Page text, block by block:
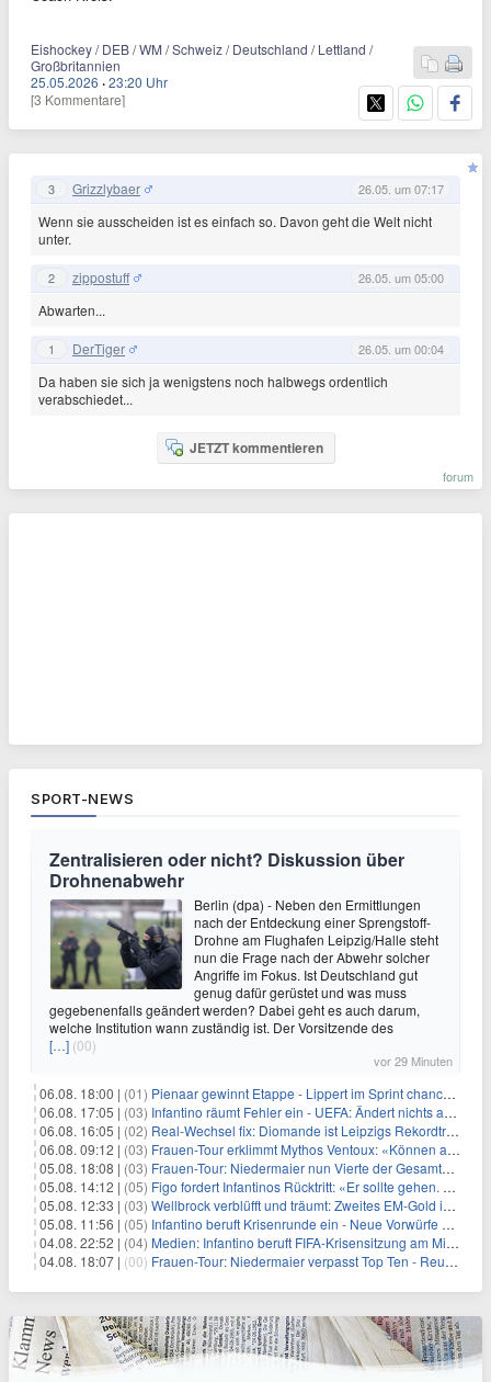
Eishockey / DEB / WM / Schweiz / Deutschland / Lettland /
Großbritannien
25.05.2026 ·23:20 Uhr
[3 Kommentare]
3 Grizzlybaer 26.05. um 07:17
Wenn sie ausscheiden ist es einfach so. Davon geht die Welt nicht
unter.
2 zippostuff 26.05. um 05:00
Abwarten...
1 DerTiger 26.05. um 00:04
Da haben sie sich ja wenigstens noch halbwegs ordentlich
verabschiedet...
JETZT kommentieren
forum
SPORT-NEWS
Zentralisieren oder nicht? Diskussion über
Drohnenabwehr
Berlin (dpa) - Neben den Ermittlungen
nach der Entdeckung einer Sprengstoff-
Drohne am Flughafen Leipzig/Halle steht
nun die Frage nach der Abwehr solcher
Angriffe im Fokus. Ist Deutschland gut
genug dafür gerüstet und was muss
gegebenenfalls geändert werden? Dabei geht es auch darum,
welche Institution wann zuständig ist. Der Vorsitzende des
[…] (00)
vor 29 Minuten
06.08. 18:00 | (01) Pienaar gewinnt Etappe - Lippert im Sprint chancenlos
06.08. 17:05 | (03) Infantino räumt Fehler ein - UEFA: Ändert nichts an Boykott
06.08. 16:05 | (02) Real-Wechsel fix: Diomande ist Leipzigs Rekordtransfer
06.08. 09:12 | (03) Frauen-Tour erklimmt Mythos Ventoux: «Können alles schaffen»
05.08. 18:08 | (03) Frauen-Tour: Niedermaier nun Vierte der Gesamtwertung
05.08. 14:12 | (05) Figo fordert Infantinos Rücktritt: «Er sollte gehen. Jetzt»
05.08. 12:33 | (03) Wellbrock verblüfft und träumt: Zweites EM-Gold in Paris
05.08. 11:56 | (05) Infantino beruft Krisenrunde ein - Neue Vorwürfe gegen FIFA
04.08. 22:52 | (04) Medien: Infantino beruft FIFA-Krisensitzung am Mittwoch ein
04.08. 18:07 | (00) Frauen-Tour: Niedermaier verpasst Top Ten - Reusser siegt